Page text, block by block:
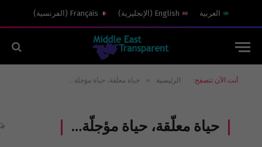
العربية English
( الإنجليزية)
Français
( الفرنسية)
أنت الآن تتصفح: الرئيسية » ‏حياة معلّقة، حياة مؤجلّة…
‏حياة معلّقة، حياة مؤجلّة…